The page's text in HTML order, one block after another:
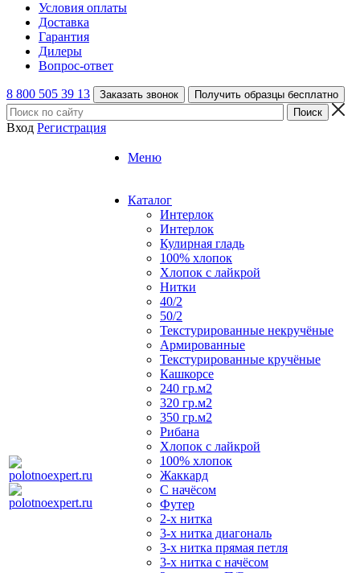
Условия оплаты
Доставка
Гарантия
Дилеры
Вопрос-ответ
8 800 505 39 13 Заказать звонок Получить образцы бесплатно
Вход Регистрация
Меню
Каталог
Интерлок
Интерлок
Кулирная гладь
100% хлопок
Хлопок с лайкрой
Нитки
40/2
50/2
Текстурированные некручёные
Армированные
Текстурированные кручёные
Кашкорсе
240 гр.м2
320 гр.м2
350 гр.м2
Рибана
Хлопок с лайкрой
100% хлопок
Жаккард
С начёсом
Футер
2-х нитка
3-х нитка диагональ
3-х нитка прямая петля
3-х нитка с начёсом